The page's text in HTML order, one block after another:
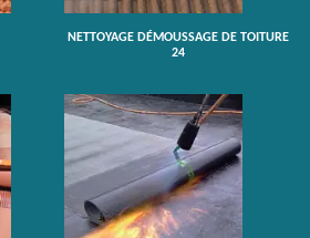
NETTOYAGE DÉMOUSSAGE DE TOITURE
24